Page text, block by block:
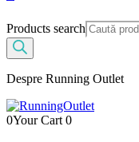
Products search
Despre Running Outlet
0Your Cart 0